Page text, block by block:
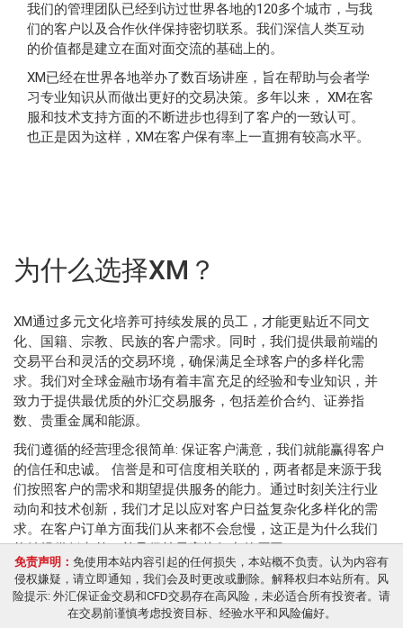
我们的管理团队已经到访过世界各地的120多个城市，与我
们的客户以及合作伙伴保持密切联系。我们深信人类互动
的价值都是建立在面对面交流的基础上的。
XM已经在世界各地举办了数百场讲座，旨在帮助与会者学
习专业知识从而做出更好的交易决策。多年以来， XM在客
服和技术支持方面的不断进步也得到了客户的一致认可。
也正是因为这样，XM在客户保有率上一直拥有较高水平。
为什么选择XM？
XM通过多元文化培养可持续发展的员工，才能更贴近不同文
化、国籍、宗教、民族的客户需求。同时，我们提供最前端的
交易平台和灵活的交易环境，确保满足全球客户的多样化需
求。我们对全球金融市场有着丰富充足的经验和专业知识，并
致力于提供最优质的外汇交易服务，包括差价合约、证券指
数、贵重金属和能源。
我们遵循的经营理念很简单: 保证客户满意，我们就能赢得客户
的信任和忠诚。 信誉是和可信度相关联的，两者都是来源于我
们按照客户的需求和期望提供服务的能力。通过时刻关注行业
动向和技术创新，我们才足以应对客户日益复杂化多样化的需
求。在客户订单方面我们从来都不会怠慢，这正是为什么我们
能够提供低点差，并且保持最高执行力的原因。
免责声明： 免使用本站内容引起的任何损失，本站概不负责。认为内容有
侵权嫌疑，请立即通知，我们会及时更改或删除。解释权归本站所有。风
险提示: 外汇保证金交易和CFD交易存在高风险，未必适合所有投资者。请
在交易前谨慎考虑投资目标、经验水平和风险偏好。